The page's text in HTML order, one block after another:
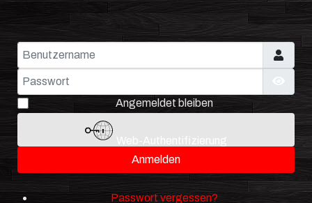
Benutzername
Passwort
Angemeldet bleiben
Web-Authentifizierung
Anmelden
Passwort vergessen?